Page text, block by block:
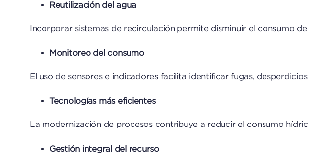
Reutilización del agua
Incorporar sistemas de recirculación permite disminuir el consumo
Monitoreo del consumo
El uso de sensores e indicadores facilita identificar fugas,
Tecnologías más eficientes
La modernización de procesos contribuye a reducir el consumo
Gestión integral del recurso